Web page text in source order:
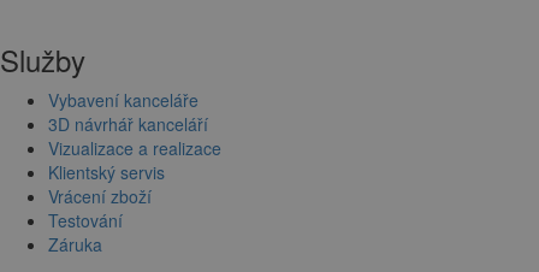
Služby
Vybavení kanceláře
3D návrhář kanceláří
Vizualizace a realizace
Klientský servis
Vrácení zboží
Testování
Záruka